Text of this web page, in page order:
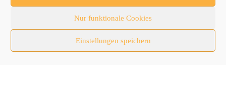
Nur funktionale Cookies
Einstellungen speichern
Nutzfahrzeuge
RATL 2025 | RecyclingAKTIV & TiefbauLIVE